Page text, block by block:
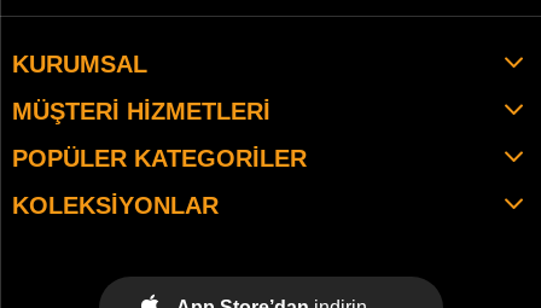
KURUMSAL
MÜŞTERI HIZMETLERI
POPÜLER KATEGORILER
KOLEKSIYONLAR